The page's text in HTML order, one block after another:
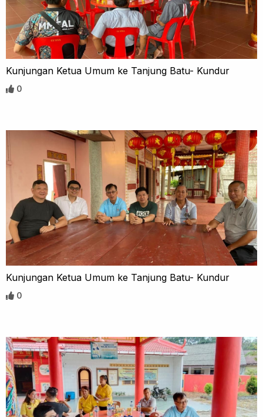
Kunjungan Ketua Umum ke Tanjung Batu- Kundur
0
Kunjungan Ketua Umum ke Tanjung Batu- Kundur
0